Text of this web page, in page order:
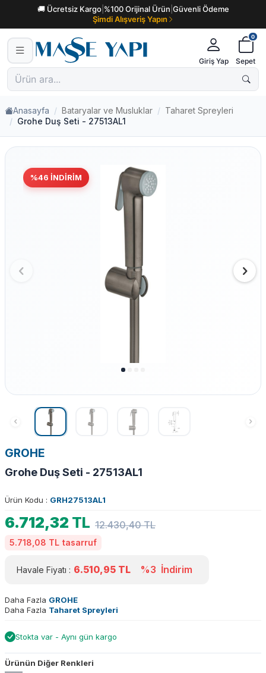
🚚 Ücretsiz Kargo| %100 Orijinal Ürün Güvenli Ödeme
Şimdi Alışveriş Yapın
Giriş Yap
0
Sepet
Anasayfa Bataryalar ve Musluklar
Taharet Spreyleri
Grohe Duş Seti - 27513AL1
%46 İNDIRIM
GROHE
Grohe Duş Seti - 27513AL1
Ürün Kodu : GRH27513AL1
6.712,32 TL 12.430,40TL
5.718,08 TL tasarruf
Havale Fiyatı : 6.510,95 TL %3 İndirim
Daha Fazla GROHE
Daha Fazla Taharet Spreyleri
Stokta var - Aynı gün kargo
Ürünün Diğer Renkleri